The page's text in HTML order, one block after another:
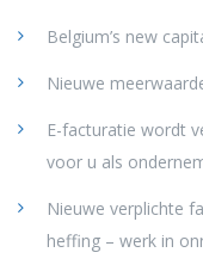
Belgium’s new
Nieuwe
E-facturatie wordt
voor u als
Nieuwe verplichte
heffing – werk in